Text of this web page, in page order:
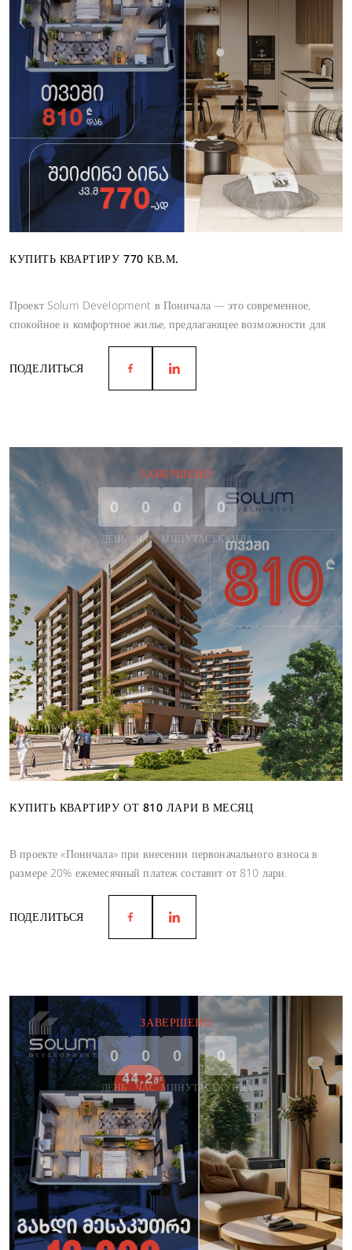
КУПИТЬ КВАРТИРУ 770 КВ.М.
Проект Solum Development в Поничала — это современное,
спокойное и комфортное жилье, предлагающее возможности для
гармоничной жизни.
ПОДЕЛИТЬСЯ
ЗАВЕРШЕНО
0
ДЕНЬ
0
ЧАС
0
МИНУТА
0
СЕКУНДА
КУПИТЬ КВАРТИРУ ОТ 810 ЛАРИ В МЕСЯЦ
В проекте «Поничала» при внесении первоначального взноса в
размере 20% ежемесячный платеж составит от 810 лари.
ПОДЕЛИТЬСЯ
ЗАВЕРШЕНО
0
ДЕНЬ
0
ЧАС
0
МИНУТА
0
СЕКУНДА